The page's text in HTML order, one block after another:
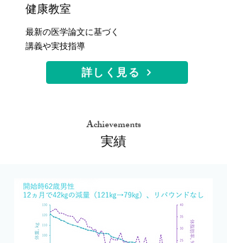
健康教室
最新の医学論文に基づく
​講義や実技指導
詳しく見る
Achievements
​実績